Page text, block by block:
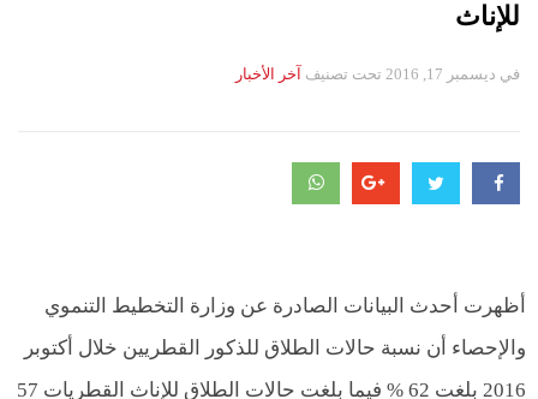
للإناث
في ديسمبر 17, 2016 تحت تصنيف التصانيف
آخر الأخبار
أظهرت أحدث البيانات الصادرة عن وزارة التخطيط التنموي
والإحصاء أن نسبة حالات الطلاق للذكور القطريين خلال أكتوبر
2016 بلغت 62 % فيما بلغت حالات الطلاق للإناث القطريات 57